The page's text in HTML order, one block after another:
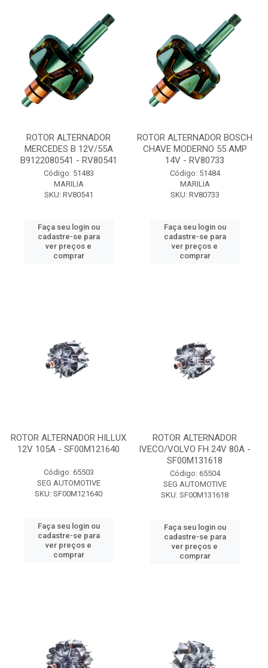
ROTOR ALTERNADOR
MERCEDES B 12V/55A
B9122080541 - RV80541
Código: 51483
MARILIA
SKU: RV80541
Faça seu login ou
cadastre-se para
ver preços e
comprar
ROTOR ALTERNADOR BOSCH
CHAVE MODERNO 55 AMP
14V - RV80733
Código: 51484
MARILIA
SKU: RV80733
Faça seu login ou
cadastre-se para
ver preços e
comprar
ROTOR ALTERNADOR HILLUX
12V 105A - SF00M121640
Código: 65503
SEG AUTOMOTIVE
SKU: SF00M121640
Faça seu login ou
cadastre-se para
ver preços e
comprar
ROTOR ALTERNADOR
IVECO/VOLVO FH 24V 80A -
SF00M131618
Código: 65504
SEG AUTOMOTIVE
SKU: SF00M131618
Faça seu login ou
cadastre-se para
ver preços e
comprar